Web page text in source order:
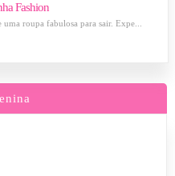
Fashion
roupa fabulosa para sair. Expe...